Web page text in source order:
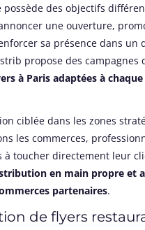
possède des objectifs
une ouverture,
sa présence dans un
propose des campagnes
à Paris adaptées à
ciblée dans les zones
les commerces,
à toucher directement leur
en main propre et
partenaires.
de flyers